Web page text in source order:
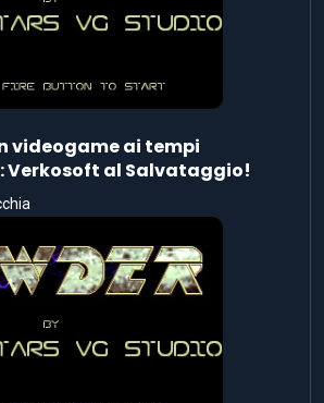
videogame ai tempi
Verkosoft al Salvataggio!